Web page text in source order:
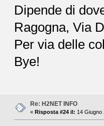
Dipende di
Ragogna, Via
Per via delle
Bye!
Re: H2NET INFO
« Risposta #24 il: 14 Giugno